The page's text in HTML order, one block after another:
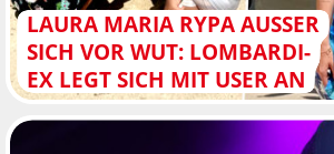
LAURA MARIA RYPA AUSSER S
ICH VOR WUT: LOMBARDI-E
X LEGT SICH MIT USER AN